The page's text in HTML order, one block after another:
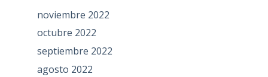
noviembre 2022
octubre 2022
septiembre 2022
agosto 2022